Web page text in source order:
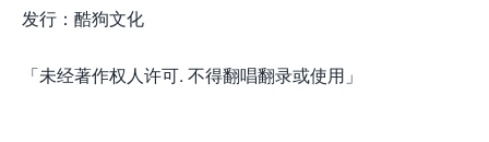
发行：酷狗文化
「未经著作权人许可. 不得翻唱翻录或使用」